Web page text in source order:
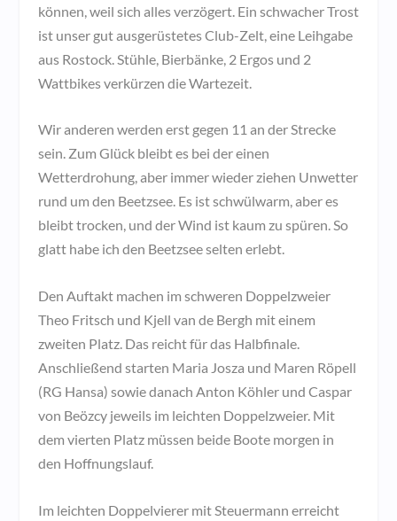
können, weil sich alles verzögert. Ein schwacher Trost
ist unser gut ausgerüstetes Club-Zelt, eine Leihgabe
aus Rostock. Stühle, Bierbänke, 2 Ergos und 2
Wattbikes verkürzen die Wartezeit.
Wir anderen werden erst gegen 11 an der Strecke
sein. Zum Glück bleibt es bei der einen
Wetterdrohung, aber immer wieder ziehen Unwetter
rund um den Beetzsee. Es ist schwülwarm, aber es
bleibt trocken, und der Wind ist kaum zu spüren. So
glatt habe ich den Beetzsee selten erlebt.
Den Auftakt machen im schweren Doppelzweier
Theo Fritsch und Kjell van de Bergh mit einem
zweiten Platz. Das reicht für das Halbfinale.
Anschließend starten Maria Josza und Maren Röpell
(RG Hansa) sowie danach Anton Köhler und Caspar
von Beözcy jeweils im leichten Doppelzweier. Mit
dem vierten Platz müssen beide Boote morgen in
den Hoffnungslauf.
Im leichten Doppelvierer mit Steuermann erreicht